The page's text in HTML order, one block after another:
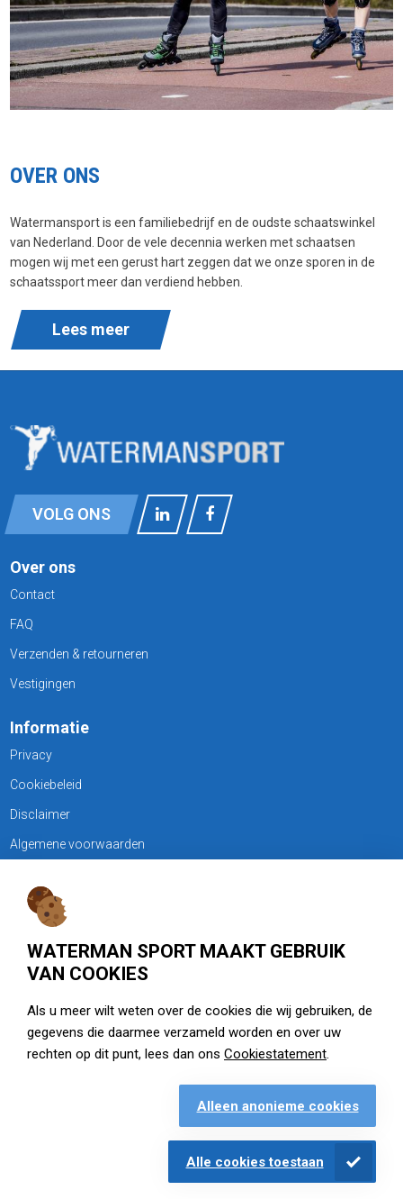
WATERMAN SPORT MAAKT GEBRUIK
VAN COOKIES
Als u meer wilt weten over de cookies die wij gebruiken, de
gegevens die daarmee verzameld worden en over uw
rechten op dit punt, lees dan ons Cookiestatement
Alleen anonieme cookies
Alle cookies toestaan
OVER ONS
Watermansport is een familiebedrijf en de oudste schaatswinkel
van Nederland. Door de vele decennia werken met schaatsen
mogen wij met een gerust hart zeggen dat we onze sporen in de
schaatssport meer dan verdiend hebben.
Lees meer
VOLG ONS
Over ons
Contact
FAQ
Verzenden & retourneren
Vestigingen
Informatie
Privacy
Cookiebeleid
Disclaimer
Algemene voorwaarden
KLANTENSERVICE
020 - 6901044
Openingstijden
zie watermansport.nl